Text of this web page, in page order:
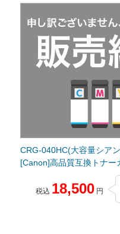
CRG-040HC(大容量シア
[Canon]高品質互換トナー
税込 18,500 円